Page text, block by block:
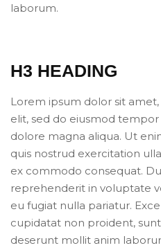
laborum.
H3 HEADING
Lorem ipsum dolor sit
elit, sed do eiusmod
dolore magna aliqua. Ut
quis nostrud exercitation
ex commodo consequat.
reprehenderit in voluptate
eu fugiat nulla pariatur.
cupidatat non proident,
deserunt mollit anim